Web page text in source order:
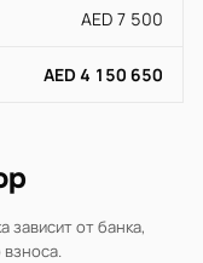
AED 7 500
AED 4 150 650
зависит от банка,
взноса.